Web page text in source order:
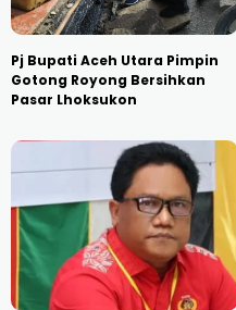
Pj Bupati Aceh Utara Pimpin
Gotong Royong Bersihkan
Pasar Lhoksukon